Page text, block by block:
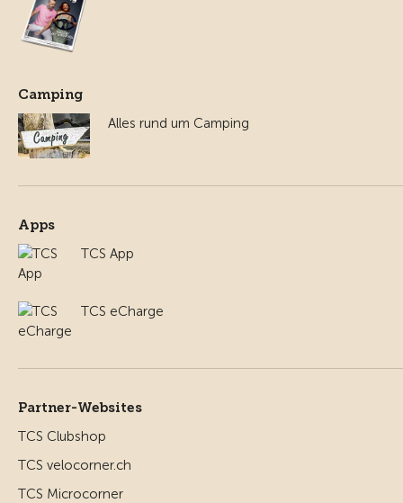
Camping
Alles rund um Camping
Apps
TCS App
TCS eCharge
Partner-Websites
TCS Clubshop
TCS velocorner.ch
TCS Microcorner